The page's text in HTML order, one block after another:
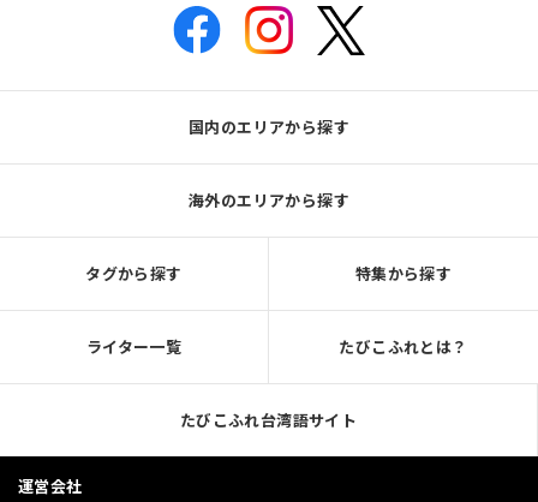
国内のエリアから探す
海外のエリアから探す
タグから探す 特集から探す
ライター一覧 たびこふれとは？
たびこふれ台湾語サイト
運営会社